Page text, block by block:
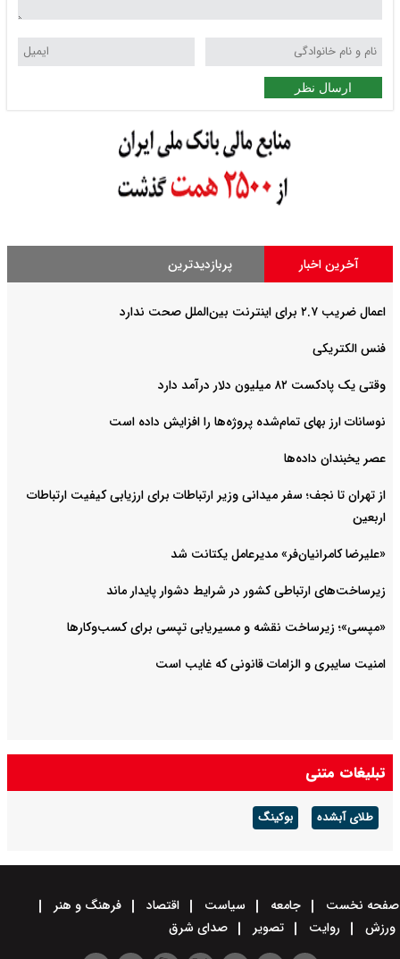
ارسال نظر
آخرین اخبار پربازدیدترین
اعمال ضریب ۲.۷ برای اینترنت بین‌الملل صحت ندارد
فنس الکتریکی
وقتی یک پادکست ۸۲ میلیون دلار درآمد دارد
نوسانات ارز بهای تمام‌شده پروژه‌ها را افزایش داده است
عصر یخبندان داده‌ها
از تهران تا نجف؛ سفر میدانی وزیر ارتباطات برای ارزیابی کیفیت ارتباطات
اربعین
«علیرضا کامرانیان‌فر» مدیرعامل یکتانت شد
زیرساخت‌های ارتباطی کشور در شرایط دشوار پایدار ماند
«مپسی»؛ زیرساخت نقشه و مسیریابی تپسی برای کسب‌وکارها
امنیت سایبری و الزامات قانونی که غایب است
تبلیغات متنی
طلای آبشده بوکینگ
صفحه نخست جامعه سیاست اقتصاد
فرهنگ و هنر
ورزش
روایت تصویر صدای شرق